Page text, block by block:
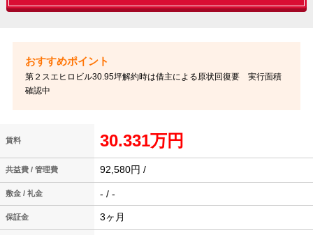
第２スエヒロビル30.95坪解約時は借主による原状回復要 実行面積
確認中
賃料 30.331万円
共益費 / 管理費 92,580円 /
敷金 / 礼金 - / -
保証金 3ヶ月